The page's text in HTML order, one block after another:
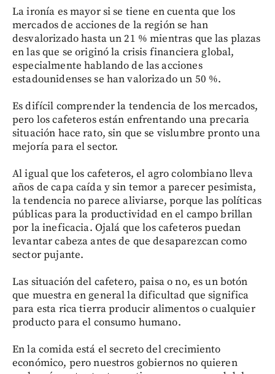
La ironía es mayor si se tiene en cuenta que los
mercados de acciones de la región se han
desvalorizado hasta un 21 % mientras que las plazas
en las que se originó la crisis financiera global,
especialmente hablando de las acciones
estadounidenses se han valorizado un 50 %.
Es difícil comprender la tendencia de los mercados,
pero los cafeteros están enfrentando una precaria
situación hace rato, sin que se vislumbre pronto una
mejoría para el sector.
Al igual que los cafeteros, el agro colombiano lleva
años de capa caída y sin temor a parecer pesimista,
la tendencia no parece aliviarse, porque las políticas
públicas para la productividad en el campo brillan
por la ineficacia. Ojalá que los cafeteros puedan
levantar cabeza antes de que desaparezcan como
sector pujante.
Las situación del cafetero, paisa o no, es un botón
que muestra en general la dificultad que significa
para esta rica tierra producir alimentos o cualquier
producto para el consumo humano.
En la comida está el secreto del crecimiento
económico, pero nuestros gobiernos no quieren